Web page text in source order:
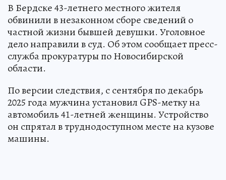
В Бердске 43-летнего местного жителя
обвинили в незаконном сборе сведений о
частной жизни бывшей девушки. Уголовное
дело направили в суд. Об этом сообщает пресс-
служба прокуратуры по Новосибирской
области.
По версии следствия, с сентября по декабрь
2025 года мужчина установил GPS-метку на
автомобиль 41-летней женщины. Устройство
он спрятал в труднодоступном месте на кузове
машины.